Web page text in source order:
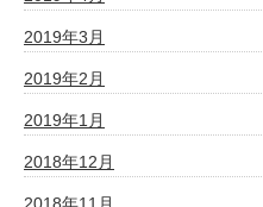
2019年3月
2019年2月
2019年1月
2018年12月
2018年11月